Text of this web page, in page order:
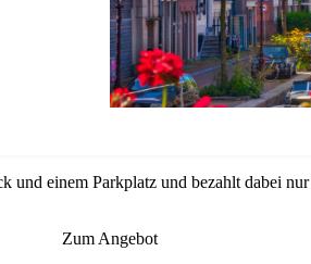
und einem Parkplatz und bezahlt dabei nur
Zum Angebot